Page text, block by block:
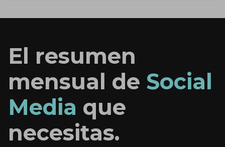
El resumen
mensual de Social
Media que
necesitas.